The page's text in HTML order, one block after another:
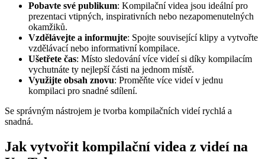
Pobavte své publikum: Kompilační videa jsou ideální pro
prezentaci vtipných, inspirativních nebo nezapomenutelných
okamžiků.
Vzdělávejte a informujte: Spojte související klipy a vytvořte
vzdělávací nebo informativní kompilace.
Ušetřete čas: Místo sledování více videí si díky kompilacím
vychutnáte ty nejlepší části na jednom místě.
Využijte obsah znovu: Proměňte více videí v jednu
kompilaci pro snadné sdílení.
Se správným nástrojem je tvorba kompilačních videí rychlá a
snadná.
Jak vytvořit kompilační videa z videí na